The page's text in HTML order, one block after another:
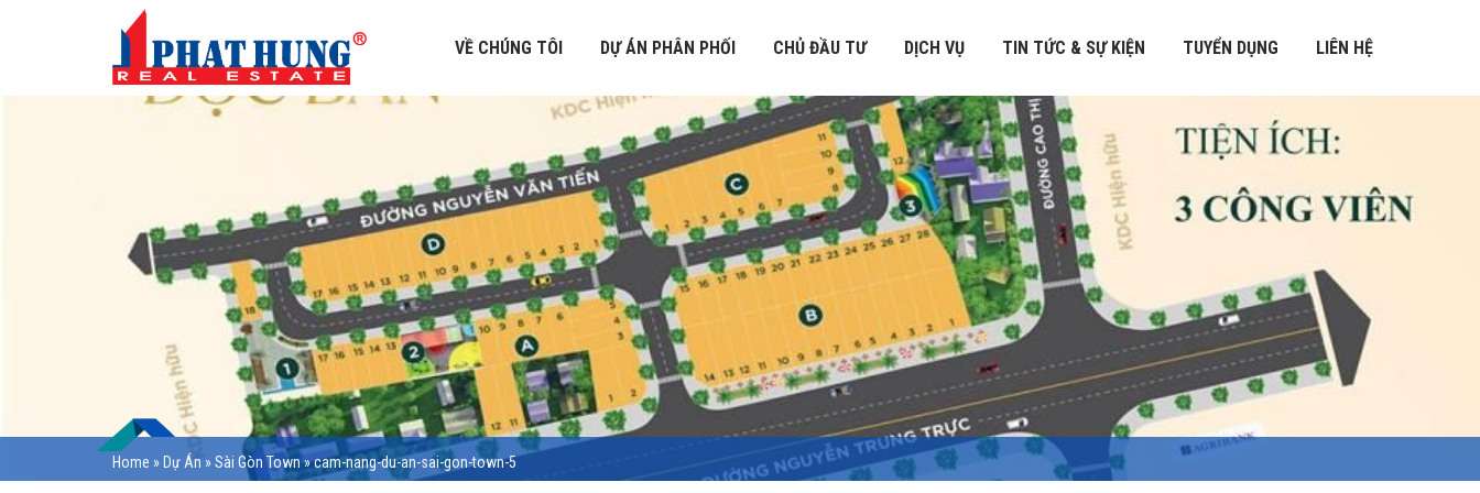
VỀ CHÚNG TÔI DỰ ÁN PHÂN PHỐI CHỦ ĐẦU TƯ DỊCH VỤ TIN TỨC & SỰ KIỆN TUYỂN DỤNG LIÊN HỆ
Home » Dự Án »Sài Gòn Town»cam-nang-du-an-sai-gon-town-5